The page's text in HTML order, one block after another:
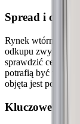
Spread i ceny
Rynek wtórny
odkupu zwykle
sprawdzić ceny
potrafią być
objęta jest
Kluczowe